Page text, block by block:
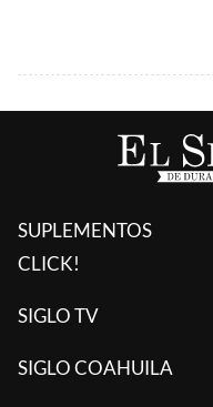
SUPLEMENTOS
CLICK!
SIGLO TV
SIGLO COAHUILA